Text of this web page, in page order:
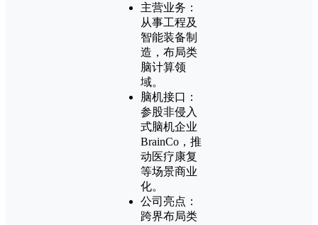
主营业务：
从事工程及
智能装备制
造，布局类
脑计算领
域。
脑机接口：
参股非侵入
式脑机企业
BrainCo，推
动医疗康复
等场景商业
化。
公司亮点：
跨界布局类